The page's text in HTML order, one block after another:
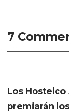
7
Los
premiarán